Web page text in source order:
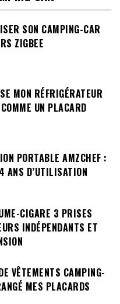
SON CAMPING-CAR
ZIGBEE
MON RÉFRIGÉRATEUR
UN PLACARD
PORTABLE AMZCHEF :
ANS D’UTILISATION
CIGARE 3 PRISES
INDÉPENDANTS ET
VÊTEMENTS CAMPING-
MES PLACARDS